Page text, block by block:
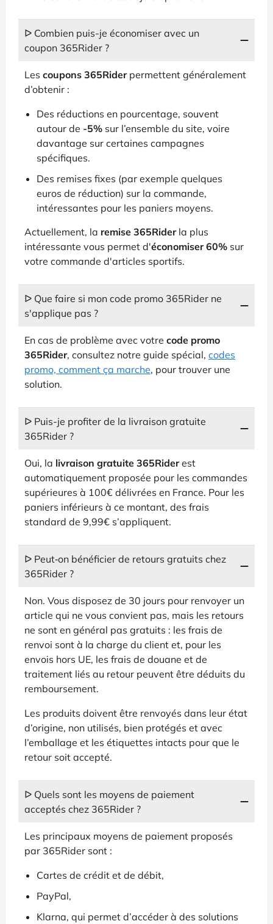
ᐅ Combien puis-je économiser avec un
coupon 365Rider ?
Les coupons 365Riderpermettent généralement
d’obtenir :
Des réductions en pourcentage, souvent
autour de -5% sur l’ensemble du site, voire
davantage sur certaines campagnes
spécifiques.
Des remises fixes (par exemple quelques
euros de réduction) sur la commande,
intéressantes pour les paniers moyens.
Actuellement, la remise 365Riderla plus
intéressante vous permet d'économiser 60% sur
votre commande d'articles sportifs.
ᐅ Que faire si mon code promo 365Rider ne
s'applique pas ?
En cas de problème avec votre code promo
365Rider, consultez notre guide spécial, codes
promo, comment ça marche, pour trouver une
solution.
ᐅ Puis-je profiter de la livraison gratuite
365Rider ?
Oui, la livraison gratuite 365Riderest
automatiquement proposée pour les commandes
supérieures à 100€ délivrées en France. Pour les
paniers inférieurs à ce montant, des frais
standard de 9,99€ s’appliquent.
ᐅ Peut‑on bénéficier de retours gratuits chez
365Rider ?
Non. Vous disposez de 30 jours pour renvoyer un
article qui ne vous convient pas, mais les retours
ne sont en général pas gratuits : les frais de
renvoi sont à la charge du client et, pour les
envois hors UE, les frais de douane et de
traitement liés au retour peuvent être déduits du
remboursement.
Les produits doivent être renvoyés dans leur état
d’origine, non utilisés, bien protégés et avec
l’emballage et les étiquettes intacts pour que le
retour soit accepté.
ᐅ Quels sont les moyens de paiement
acceptés chez 365Rider ?
Les principaux moyens de paiement proposés
par 365Rider sont :
Cartes de crédit et de débit,
PayPal,
Klarna, qui permet d’accéder à des solutions